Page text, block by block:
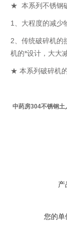
★ 本系列不锈钢
1、大程度的减少
2、传统破碎机的
机的*设计，大大
★ 本系列破碎机
中药房304不锈钢土
产
您的单